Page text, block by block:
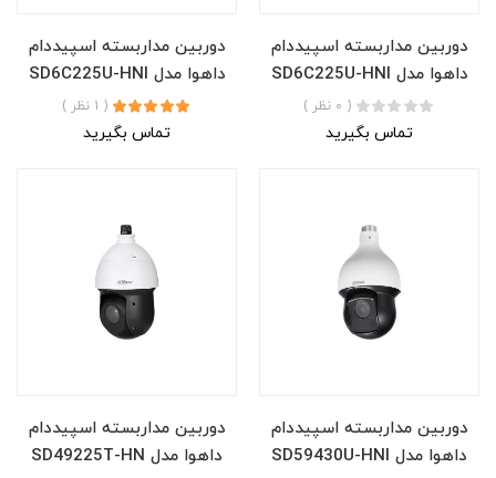
دوربین مداربسته اسپیددام
داهوا مدل SD6C225U-HNI
( 0 نظر )
تماس بگیرید
دوربین مداربسته اسپیددام
داهوا مدل SD6C225U-HNI
( 1 نظر )
تماس بگیرید
دوربین مداربسته اسپیددام
داهوا مدل SD59430U-HNI
دوربین مداربسته اسپیددام
داهوا مدل SD49225T-HN